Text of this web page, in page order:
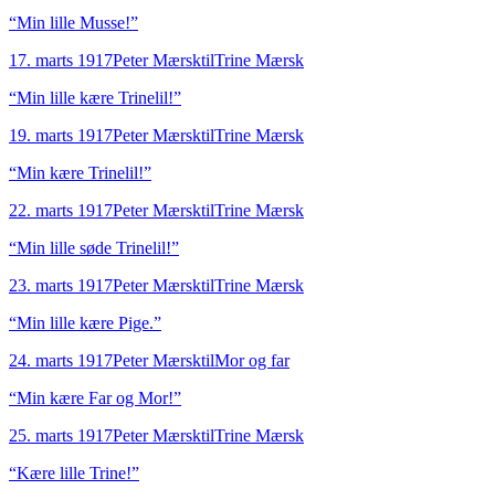
“Min lille Musse!”
17. marts 1917Peter MærsktilTrine Mærsk
“Min lille kære Trinelil!”
19. marts 1917Peter MærsktilTrine Mærsk
“Min kære Trinelil!”
22. marts 1917Peter MærsktilTrine Mærsk
“Min lille søde Trinelil!”
23. marts 1917Peter MærsktilTrine Mærsk
“Min lille kære Pige.”
24. marts 1917Peter MærsktilMor og far
“Min kære Far og Mor!”
25. marts 1917Peter MærsktilTrine Mærsk
“Kære lille Trine!”